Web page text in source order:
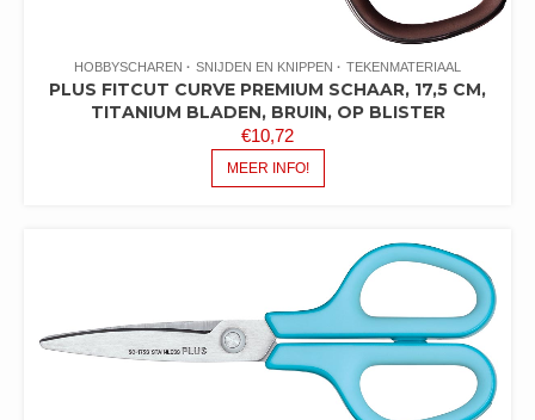
HOBBYSCHAREN SNIJDEN EN KNIPPEN TEKENMATERIAAL
PLUS FITCUT CURVE PREMIUM SCHAAR, 17,5 CM,
TITANIUM BLADEN, BRUIN, OP BLISTER
€10,72
MEER INFO!